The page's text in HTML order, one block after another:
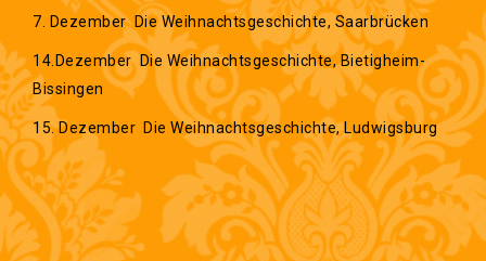
7. Dezember Die Weihnachtsgeschichte, Saarbrücken
14.Dezember Die Weihnachtsgeschichte, Bietigheim-
Bissingen
15. Dezember Die Weihnachtsgeschichte, Ludwigsburg